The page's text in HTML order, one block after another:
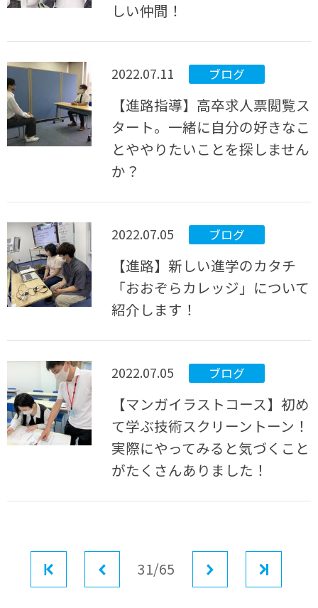
しい仲間！
2022.07.11 ブログ
【進路指導】高卒求人票閲覧ス
タート。一緒に自分の好きなこ
とややりたいことを探しません
か？
2022.07.05 ブログ
【進路】新しい進学のカタチ
「おおぞらカレッジ」について
紹介します！
2022.07.05 ブログ
【マンガイラストコース】初め
て学ぶ技術スクリーントーン！
実際にやってみると気づくこと
がたくさんありました！
前へ31/65